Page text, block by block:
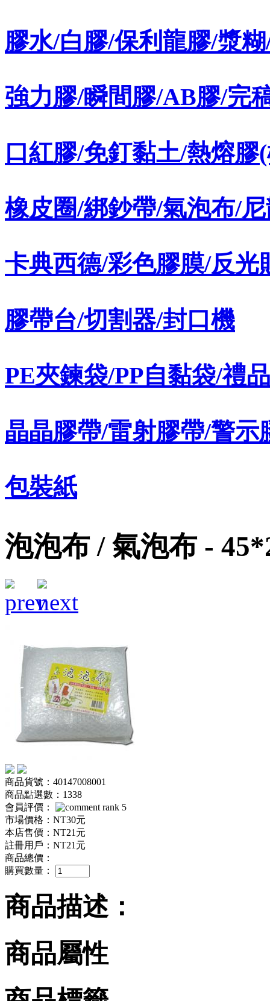
膠水/白膠/保利龍膠/漿
強力膠/瞬間膠/AB膠/完
口紅膠/免釘黏土/熱熔膠
橡皮圈/綁鈔帶/氣泡布/
卡典西德/彩色膠膜/反光
膠帶台/切割器/封口機
PE夾鍊袋/PP自黏袋/禮
晶晶膠帶/雷射膠帶/警示
包裝紙
泡泡布 / 氣泡布 -
商品貨號：40147008001
商品點選數：1338
會員評價：
市場價格： NT30元
本店售價： NT21元
註冊用戶： NT21元
商品總價：
購買數量：
商品描述：
商品屬性